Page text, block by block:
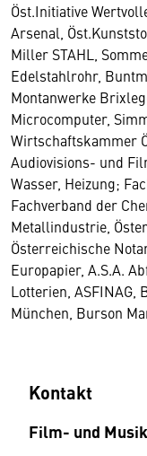
Öst.Initiative
Arsenal,
Miller STAHL,
Edelstahlrohr,
Montanwerke
Microcomputer,
Wirtschaftskammer
Audiovisions- und
Wasser, Heizung;
Fachverband der
Metallindustrie,
Österreichische
Europapier, A.S.A.
Lotterien, ASFINAG,
München, Burson
Kontakt
Film- und